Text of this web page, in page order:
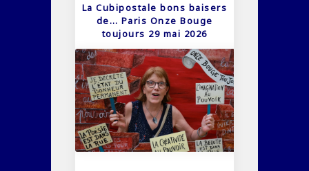
La Cubipostale bons baisers
de… Paris Onze Bouge
toujours 29 mai 2026